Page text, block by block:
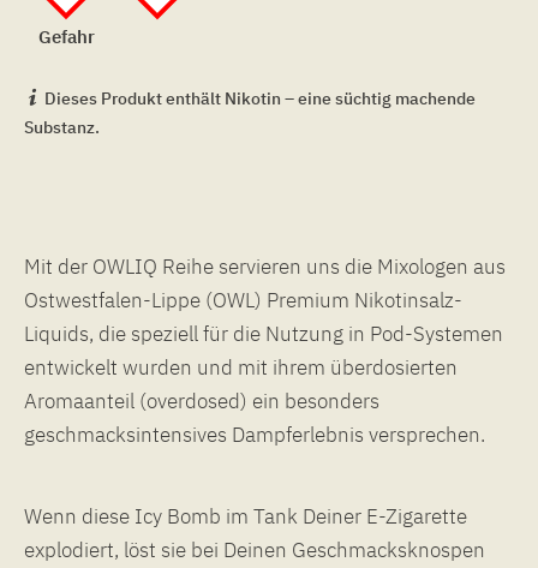
Gefahr
Dieses Produkt enthält Nikotin – eine süchtig machende
Substanz.
Mit der OWLIQ Reihe servieren uns die Mixologen aus
Ostwestfalen-Lippe (OWL) Premium Nikotinsalz-
Liquids, die speziell für die Nutzung in Pod-Systemen
entwickelt wurden und mit ihrem überdosierten
Aromaanteil (overdosed) ein besonders
geschmacksintensives Dampferlebnis versprechen.
Wenn diese Icy Bomb im Tank Deiner E-Zigarette
explodiert, löst sie bei Deinen Geschmacksknospen